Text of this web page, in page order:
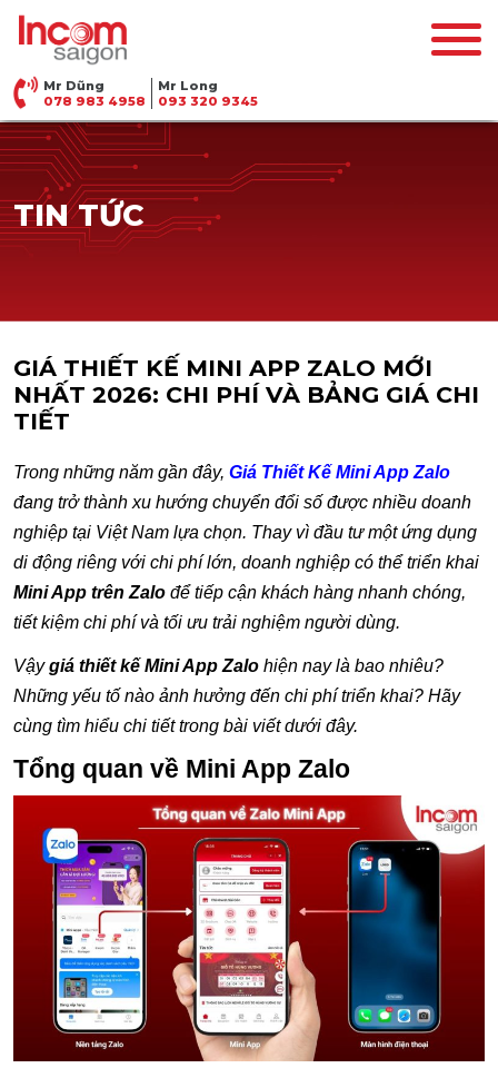
Mr Dũng
078 983 4958
Mr Long
093 320 9345
TIN TỨC
GIÁ THIẾT KẾ MINI APP ZALO MỚI
NHẤT 2026: CHI PHÍ VÀ BẢNG GIÁ CHI
TIẾT
Trong những năm gần đây, Giá Thiết Kế Mini App Zalo
đang trở thành xu hướng chuyển đổi số được nhiều doanh
nghiệp tại Việt Nam lựa chọn. Thay vì đầu tư một ứng dụng
di động riêng với chi phí lớn, doanh nghiệp có thể triển khai
Mini App trên Zalo để tiếp cận khách hàng nhanh chóng,
tiết kiệm chi phí và tối ưu trải nghiệm người dùng.
Vậygiá thiết kế Mini App Zalo hiện nay là bao nhiêu?
Những yếu tố nào ảnh hưởng đến chi phí triển khai? Hãy
cùng tìm hiểu chi tiết trong bài viết dưới đây.
Tổng quan về Mini App Zalo